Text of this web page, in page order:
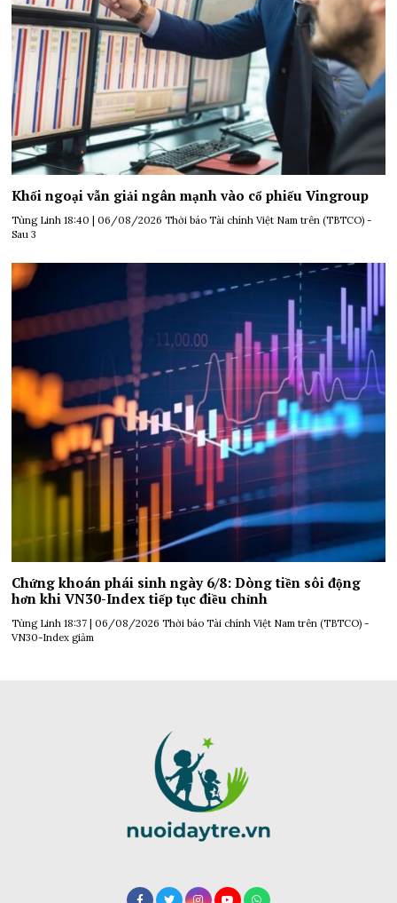
Khối ngoại vẫn giải ngân mạnh vào cổ phiếu Vingroup
Tùng Linh 18:40 | 06/08/2026 Thời báo Tài chính Việt Nam trên (TBTCO) -
Sau 3
Chứng khoán phái sinh ngày 6/8: Dòng tiền sôi động
hơn khi VN30-Index tiếp tục điều chỉnh
Tùng Linh 18:37 | 06/08/2026 Thời báo Tài chính Việt Nam trên (TBTCO) -
VN30-Index giảm